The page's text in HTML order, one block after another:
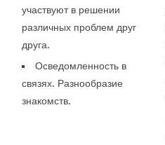
участвуют в решении
различных проблем друг
друга.
Осведомленность в
связях. Разнообразие
знакомств.